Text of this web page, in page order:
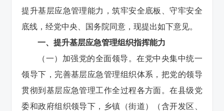
提升基层应急管理能力，筑牢安全底板、守牢安全
底线，经党中央、国务院同意，现提出如下意见。
一、提升基层应急管理组织指挥能力
（一）加强党的全面领导。在党中央集中统一
领导下，完善基层应急管理组织体系，把党的领导
贯彻到基层应急管理工作全过程各方面。在县级党
委和政府组织领导下，乡镇（街道）（含开发区、